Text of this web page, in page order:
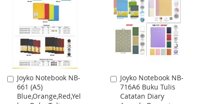
LIST
LIST
Joyko Notebook NB-
661 (A5)
Blue,Orange,Red,Yel
Add
to
Cart
Joyko Notebook NB-
716A6 Buku Tulis
Catatan Diary
Add
to
Cart